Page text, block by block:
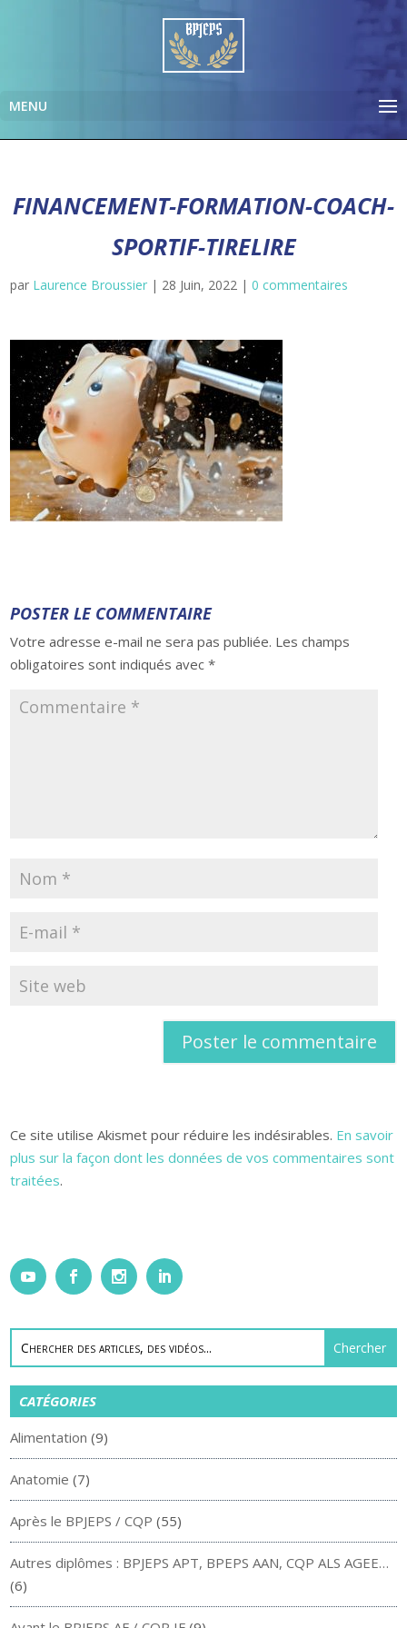
FINANCEMENT-FORMATION-COACH-
SPORTIF-TIRELIRE
par Laurence Broussier | 28 Juin, 2022 |0 commentaires
POSTER LE COMMENTAIRE
Votre adresse e-mail ne sera pas publiée. Les champs
obligatoires sont indiqués avec*
Ce site utilise Akismet pour réduire les indésirables. En savoir
plus sur la façon dont les données de vos commentaires sont
traitées.
CATÉGORIES
Alimentation (9)
Anatomie (7)
Après le BPJEPS / CQP (55)
Autres diplômes : BPJEPS APT, BPEPS AAN, CQP ALS AGEE…
(6)